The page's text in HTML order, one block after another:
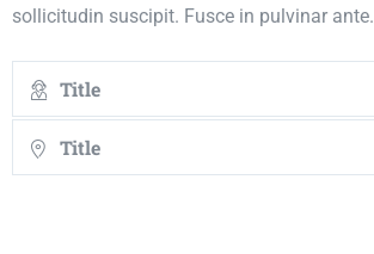
sollicitudin suscipit. Fusce in pulvinar ante.
Title
Title